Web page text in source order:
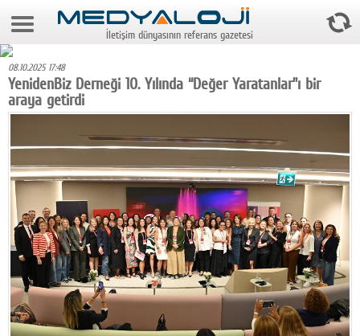
7 Ağustos 2026 22:43:50
Foto Galeri
Video Galeri
Gazeteler
Medya
Reyting-tiraj
Teknoloji
Televizyon
Dünya
İletişim dünyasının referans gazetesi
08.10.2025 17:48
YenidenBiz Derneği 10. Yılında “Değer Yaratanlar”ı bir
araya getirdi